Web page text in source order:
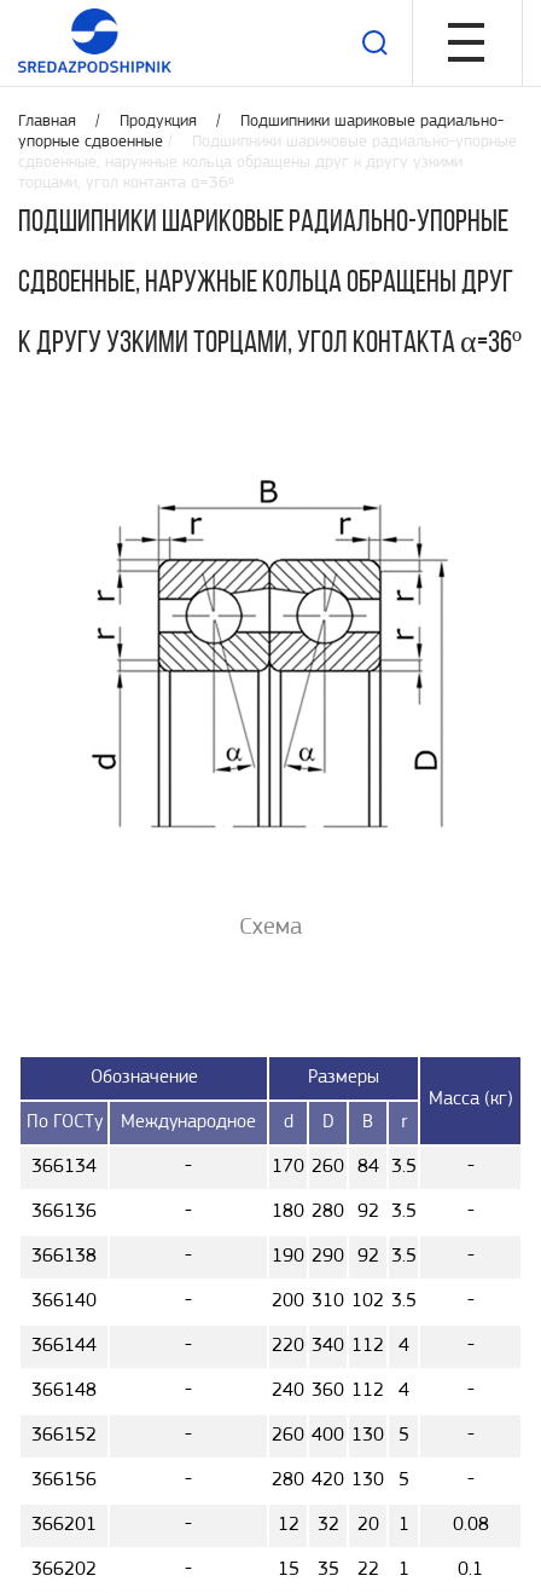
Главная / Продукция / Подшипники шариковые радиально-
упорные сдвоенные / Подшипники шариковые радиально-упорные
сдвоенные, наружные кольца обращены друг к другу узкими
торцами, угол контакта α=36º
Подшипники шариковые радиально-упорные
сдвоенные, наружные кольца обращены друг
к другу узкими торцами, угол контакта α=36º
Схема
Обозначение
Размеры
Масса (кг)
По ГОСТу
Международное d D B r
366134 - 170 260 84 3.5 -
366136 - 180 280 92 3.5 -
366138 - 190 290 92 3.5 -
366140 - 200 310 102 3.5 -
366144 - 220 340 112 4 -
366148 - 240 360 112 4 -
366152 - 260 400 130 5 -
366156 - 280 420 130 5 -
366201 - 12 32 20 1 0.08
366202 - 15 35 22 1 0.1